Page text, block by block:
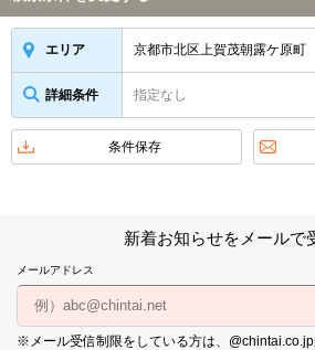
エリア 京都市北区上賀茂朝露ケ原町
詳細条件 指定なし
条件保存
新着お知らせをメールで
メールアドレス
※メール受信制限をしている方は、